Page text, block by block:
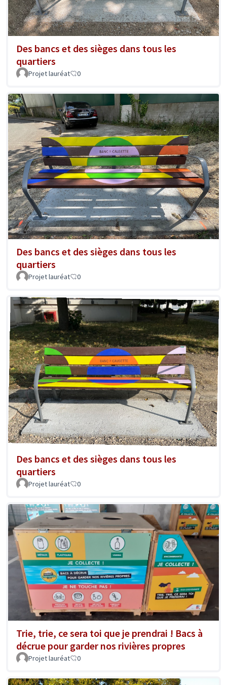
Des bancs et des sièges dans tous les
quartiers
Projet lauréat 0
Des bancs et des sièges dans tous les
quartiers
Projet lauréat 0
Des bancs et des sièges dans tous les
quartiers
Projet lauréat 0
Trie, trie, ce sera toi que je prendrai ! Bacs à
décrue pour garder nos rivières propres
Projet lauréat 0